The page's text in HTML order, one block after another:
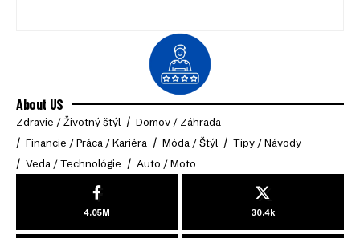
About US
Zdravie / Životný štýl
Domov / Záhrada
Financie / Práca / Kariéra
Móda / Štýl
Tipy / Návody
Veda / Technológie
Auto / Moto
4.05M 30.4k